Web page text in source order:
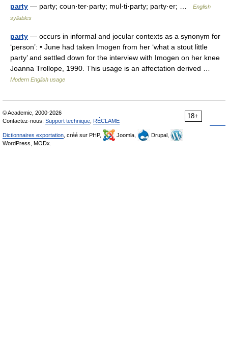
party — party; coun·ter·party; mul·ti·party; party·er; …
English
syllables
party — occurs in informal and jocular contexts as a synonym for
‘person’: • June had taken Imogen from her ‘what a stout little
party’ and settled down for the interview with Imogen on her knee
Joanna Trollope, 1990. This usage is an affectation derived …
Modern English usage
18+
© Academic, 2000-2026
Contactez-nous: Support technique RÉCLAME
Dictionnaires exportation , créé sur PHP, Joomla,
Drupal,
WordPress, MODx.